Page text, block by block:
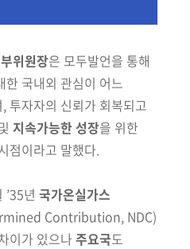
위원장은 모두발언을 통해
한 국내외 관심이 어느
투자자의 신뢰가 회복되고
지속가능한 성장을 위한
점이라고 말했다.
년 국가온실가스
Contribution, NDC)
이가 있으나 주요국도